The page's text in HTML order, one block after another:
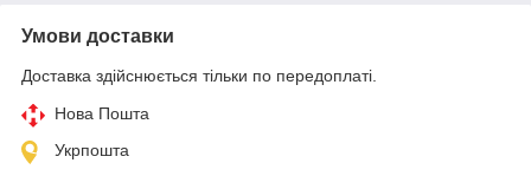
Умови доставки
Доставка здійснюється тільки по передоплаті.
Нова Пошта
Укрпошта